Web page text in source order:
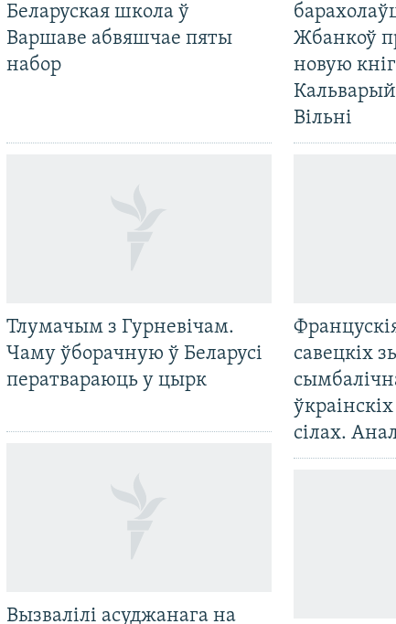
Беларуская школа ў
Варшаве абвяшчае пяты
набор
Тлумачым з Гурневічам.
Чаму ўборачную ў Беларусі
ператвараюць у цырк
Вызвалілі асуджанага на
Жбанкоў
новую
Вільні
савецкіх
сілах.